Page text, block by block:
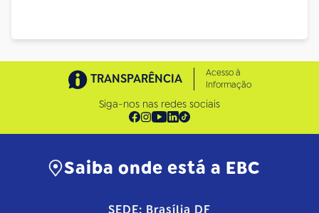
TRANSPARÊNCIA
Acesso à
Informação
Siga-nos nas redes sociais
Saiba onde está a EBC